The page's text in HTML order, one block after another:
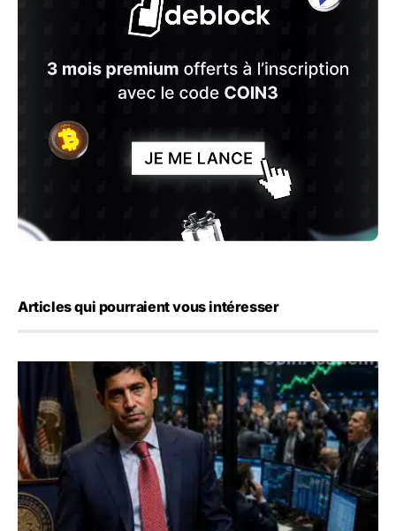
Articles qui pourraient vous intéresser
Emploi américain : 23 000 postes détruits en juillet, les